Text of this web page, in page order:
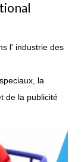
l' industrie des
la
de la publicité